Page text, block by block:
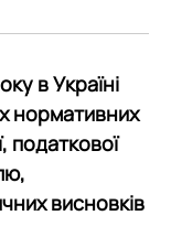
в Україні
нормативних
податкової
висновків